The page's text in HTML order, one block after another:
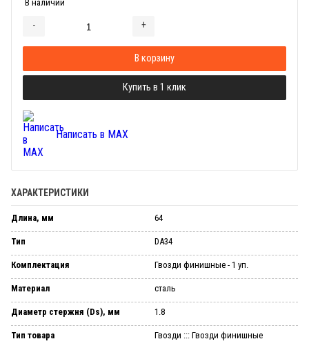
В наличии
- +
В корзину
Купить в 1 клик
Написать в MAX
ХАРАКТЕРИСТИКИ
Длина, мм 64
Тип DA34
Комплектация Гвозди финишные - 1 уп.
Материал сталь
Диаметр стержня (Ds), мм 1.8
Тип товара Гвозди ::: Гвозди финишные